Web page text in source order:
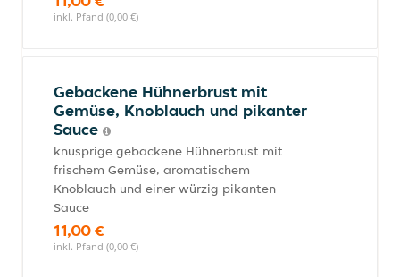
inkl. Pfand (0,00 €)
Gebackene Hühnerbrust mit
Gemüse, Knoblauch und pikanter
Sauce
knusprige gebackene Hühnerbrust mit
frischem Gemüse, aromatischem
Knoblauch und einer würzig pikanten
Sauce
11,00 €
inkl. Pfand (0,00 €)